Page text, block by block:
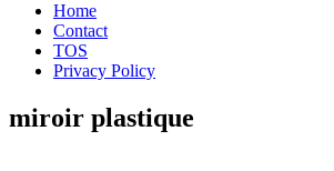
Home
Contact
TOS
Privacy Policy
miroir plastique